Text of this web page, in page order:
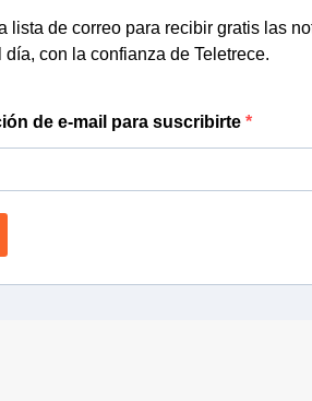
lista de correo para recibir gratis las
día, con la confianza de Teletrece.
de e-mail para suscribirte